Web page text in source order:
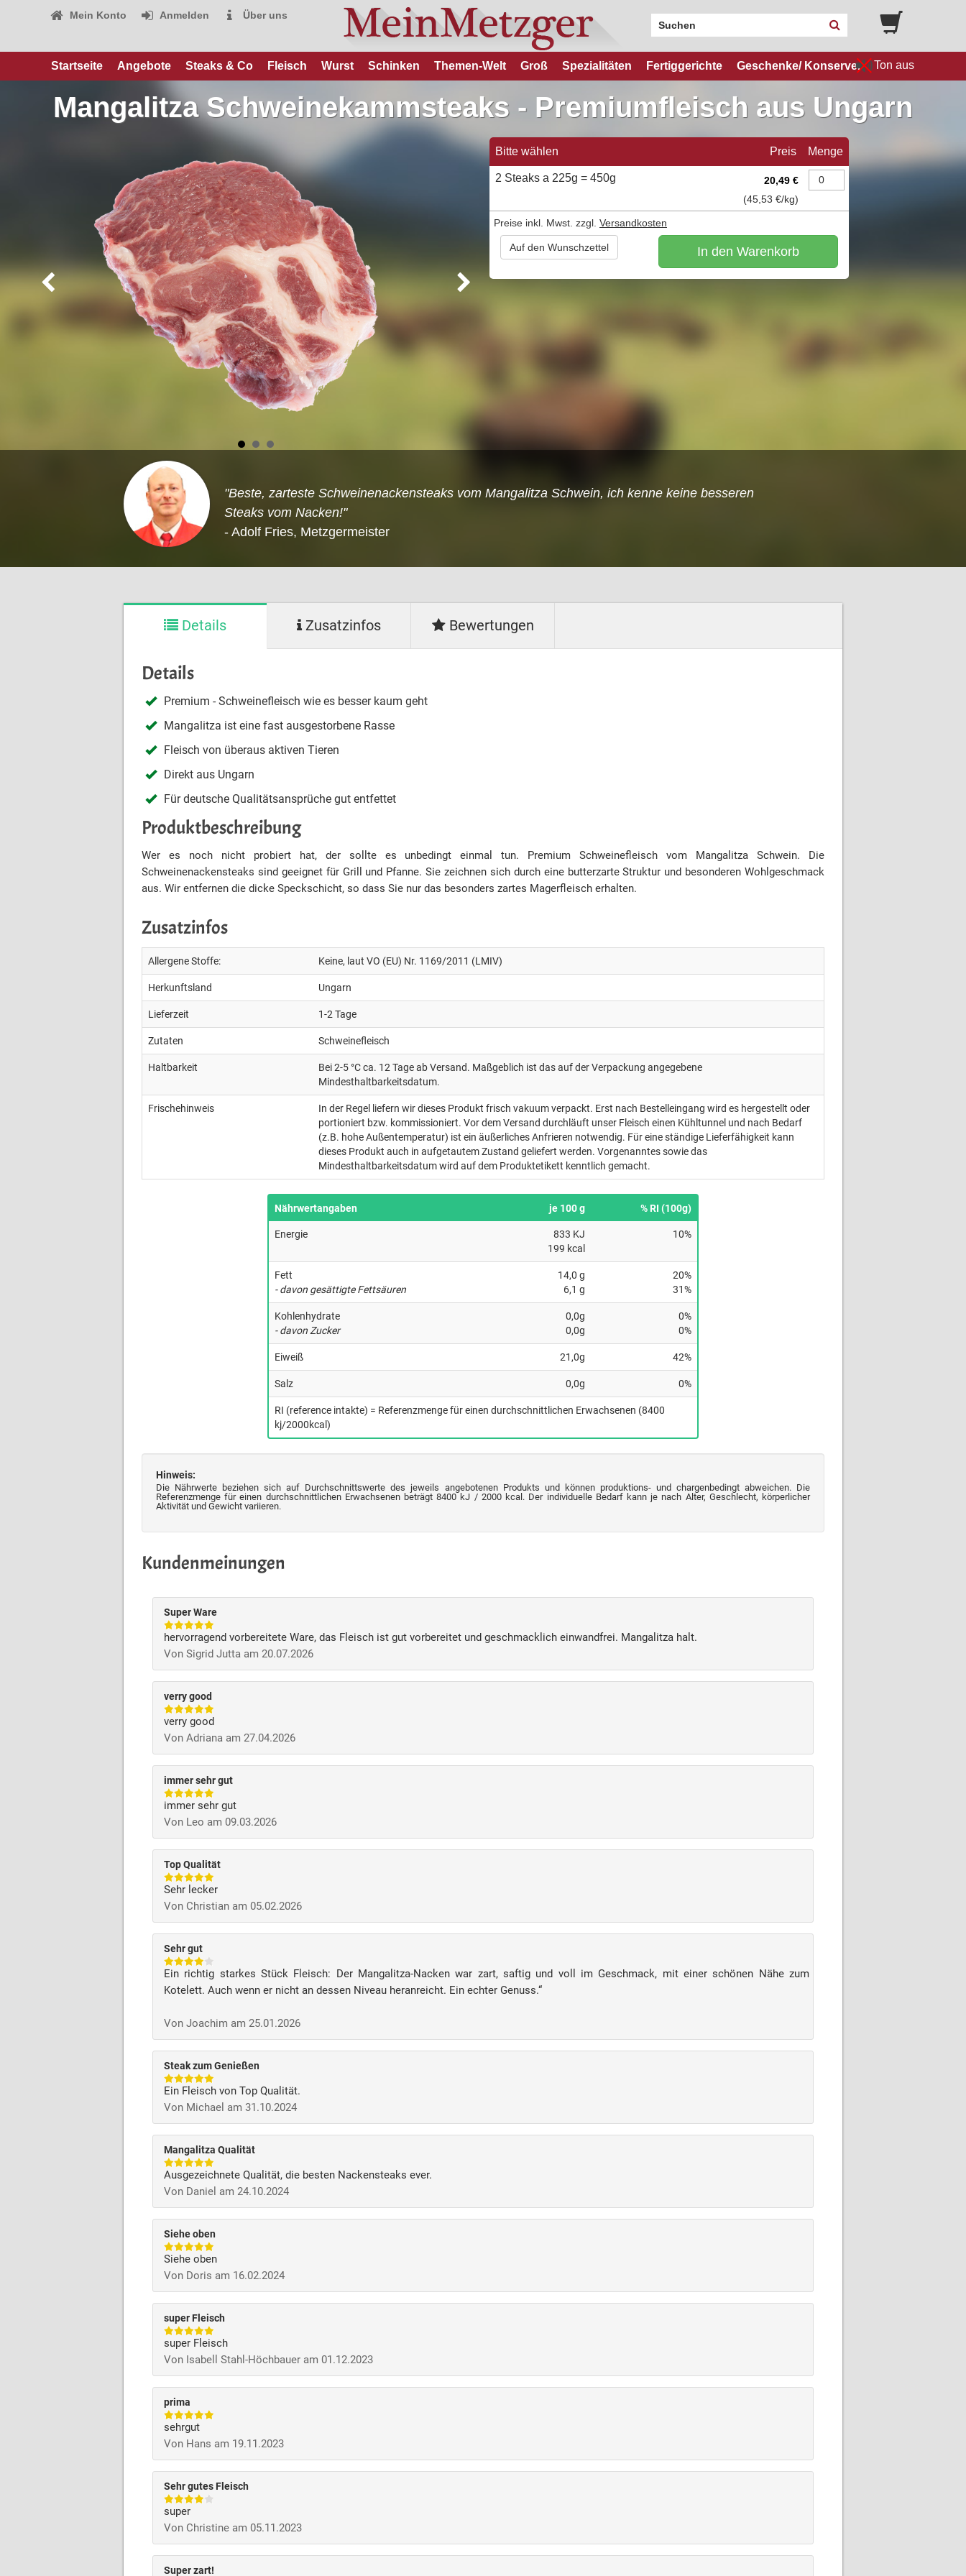
Mein Konto Anmelden Über uns
Startseite Angebote Steaks & Co Fleisch Wurst Schinken Themen-Welt Groß Spezialitäten Fertiggerichte Geschenke/ Konserven Ton aus
Mangalitza Schweinekammsteaks - Premiumfleisch aus Ungarn
Bitte wählen Preis Menge
2 Steaks a 225g = 450g
20,49 €
(45,53 €/kg)
Preise inkl. Mwst. zzgl. Versandkosten
In den Warenkorb
Auf den Wunschzettel
"Beste, zarteste Schweinenackensteaks vom Mangalitza Schwein, ich kenne keine besseren
Steaks vom Nacken!"
- Adolf Fries, Metzgermeister
Details Zusatzinfos Bewertungen
Details
Premium - Schweinefleisch wie es besser kaum geht
Mangalitza ist eine fast ausgestorbene Rasse
Fleisch von überaus aktiven Tieren
Direkt aus Ungarn
Für deutsche Qualitätsansprüche gut entfettet
Produktbeschreibung
Wer es noch nicht probiert hat, der sollte es unbedingt einmal tun. Premium Schweinefleisch vom Mangalitza Schwein. Die
Schweinenackensteaks sind geeignet für Grill und Pfanne. Sie zeichnen sich durch eine butterzarte Struktur und besonderen Wohlgeschmack
aus. Wir entfernen die dicke Speckschicht, so dass Sie nur das besonders zartes Magerfleisch erhalten.
Zusatzinfos
Allergene Stoffe: Keine, laut VO (EU) Nr. 1169/2011 (LMIV)
Herkunftsland Ungarn
Lieferzeit 1-2 Tage
Zutaten Schweinefleisch
Haltbarkeit
Bei 2-5 °C ca. 12 Tage ab Versand. Maßgeblich ist das auf der Verpackung angegebene
Mindesthaltbarkeitsdatum.
Frischehinweis
In der Regel liefern wir dieses Produkt frisch vakuum verpackt. Erst nach Bestelleingang wird es hergestellt oder
portioniert bzw. kommissioniert. Vor dem Versand durchläuft unser Fleisch einen Kühltunnel und nach Bedarf
(z.B. hohe Außentemperatur) ist ein äußerliches Anfrieren notwendig. Für eine ständige Lieferfähigkeit kann
dieses Produkt auch in aufgetautem Zustand geliefert werden. Vorgenanntes sowie das
Mindesthaltbarkeitsdatum wird auf dem Produktetikett kenntlich gemacht.
Nährwertangaben je 100 g % RI (100g)
Energie
833 KJ
199 kcal
10%
Fett
- davon gesättigte Fettsäuren
14,0 g
6,1 g
20%
31%
Kohlenhydrate
- davon Zucker
0,0g
0,0g
0%
0%
Eiweiß 21,0g 42%
Salz 0,0g 0%
RI (reference intakte) = Referenzmenge für einen durchschnittlichen Erwachsenen (8400
kj/2000kcal)
Hinweis:
Die Nährwerte beziehen sich auf Durchschnittswerte des jeweils angebotenen Produkts und können produktions- und chargenbedingt abweichen. Die
Referenzmenge für einen durchschnittlichen Erwachsenen beträgt 8400 kJ / 2000 kcal. Der individuelle Bedarf kann je nach Alter, Geschlecht, körperlicher
Aktivität und Gewicht variieren.
Kundenmeinungen
Super Ware
hervorragend vorbereitete Ware, das Fleisch ist gut vorbereitet und geschmacklich einwandfrei. Mangalitza halt.
Von Sigrid Jutta am 20.07.2026
verry good
verry good
Von Adriana am 27.04.2026
immer sehr gut
immer sehr gut
Von Leo am 09.03.2026
Top Qualität
Sehr lecker
Von Christian am 05.02.2026
Sehr gut
Ein richtig starkes Stück Fleisch: Der Mangalitza-Nacken war zart, saftig und voll im Geschmack, mit einer schönen Nähe zum
Kotelett. Auch wenn er nicht an dessen Niveau heranreicht. Ein echter Genuss.“
Von Joachim am 25.01.2026
Steak zum Genießen
Ein Fleisch von Top Qualität.
Von Michael am 31.10.2024
Mangalitza Qualität
Ausgezeichnete Qualität, die besten Nackensteaks ever.
Von Daniel am 24.10.2024
Siehe oben
Siehe oben
Von Doris am 16.02.2024
super Fleisch
super Fleisch
Von Isabell Stahl-Höchbauer am 01.12.2023
prima
sehrgut
Von Hans am 19.11.2023
Sehr gutes Fleisch
super
Von Christine am 05.11.2023
Super zart!